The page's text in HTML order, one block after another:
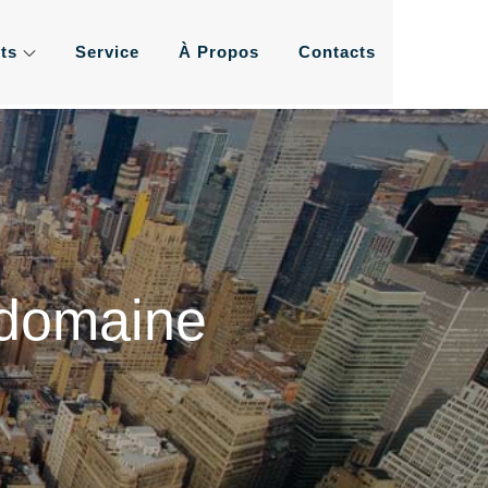
Service À Propos Contacts